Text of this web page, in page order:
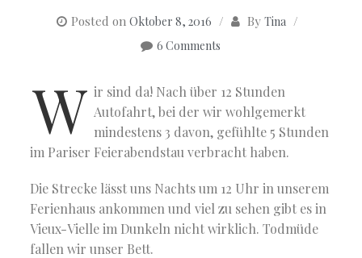
Posted on Oktober 8, 2016 By Tina
6 Comments
W ir sind da! Nach über 12 Stunden
Autofahrt, bei der wir wohlgemerkt
mindestens 3 davon, gefühlte 5 Stunden
im Pariser Feierabendstau verbracht haben.
Die Strecke lässt uns Nachts um 12 Uhr in unserem
Ferienhaus ankommen und viel zu sehen gibt es in
Vieux-Vielle im Dunkeln nicht wirklich. Todmüde
fallen wir unser Bett.